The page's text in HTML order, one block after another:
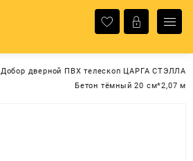
Добор дверной ПВХ телескоп ЦАРГА СТЭЛЛА
Бетон тёмный 20 см*2,07 м